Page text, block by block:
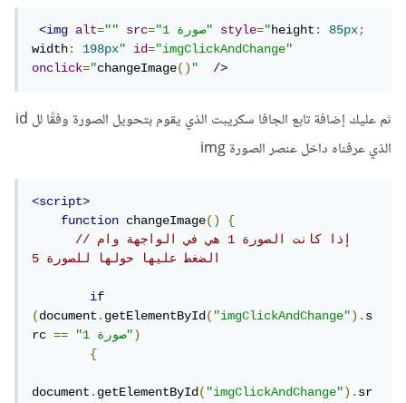
<img alt="" src= "صورة 1" style="height: 85px;
width: 198px" id="imgClickAndChange"
onclick="changeImage()" />
ثم عليك إضافة تابع الجافا سكريبت الذي يقوم بتحويل الصورة وفقًا لل id
الذي عرفناه داخل عنصر الصورة img
<script>
function changeImage()
{
//إذا كانت الصورة 1 هي في الواجهة وام
الضغط عليها حولها للصورة 5
if
(document.getElementById("imgClickAndChange").s
rc == "صورة 1")
{
document.getElementById("imgClickAndChange").sr